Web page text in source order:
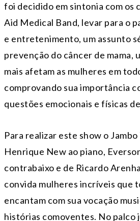
foi decidido em sintonia com os
Aid Medical Band, levar para o
e entretenimento, um assunto
prevenção do câncer de mama,
mais afetam as mulheres em
comprovando sua importância
questões emocionais e físicas
Para realizar este show o
Henrique New ao piano,
contrabaixo e de Ricardo
convida mulheres incríveis que
encantam com sua vocação
histórias comoventes. No palco